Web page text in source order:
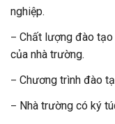
nghiệp.
– Chất lượng đào tạo
của nhà trường.
– Chương trình đào
– Nhà trường có ký